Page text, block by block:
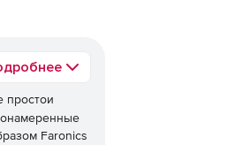
простои
Faronics